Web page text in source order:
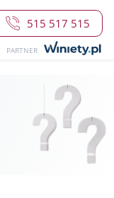
515 517 515
PARTNER